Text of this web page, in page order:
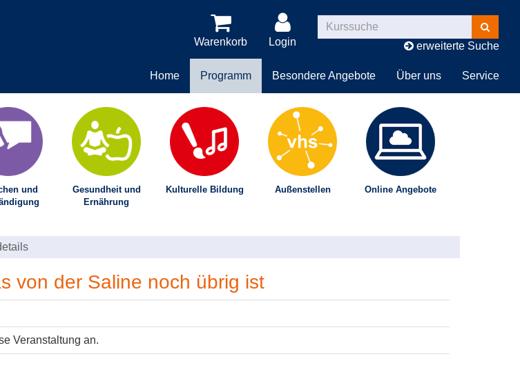
Warenkorb Login
Kurse
suchen
erweiterte Suche
Home Programm Besondere Angebote Über uns Service
und
Gesundheit und
Ernährung
Kulturelle Bildung Außenstellen Online Angebote
von der Saline noch übrig ist
Veranstaltung an.